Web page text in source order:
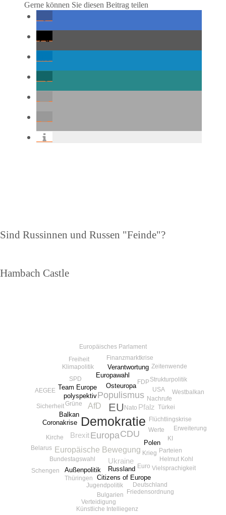
Gerne können Sie diesen Beitrag teilen
Vorheriger
Sind Russinnen und Russen "Feinde"?
Nächster
Hambach Castle
Demokratie
EU
EuropaCDU
Populismus
AfD
Europäische Bewegung
Ukraine
Brexit
Pfalz
Osteuropa
polyspektiv
Europawahl
Team Europe
Russland
Balkan
Coronakrise
Außenpolitik
Citizens of Europe
Polen
Verantwortung
FDP
Finanzmarktkrise
Flüchtlingskrise
Bundestagswahl
Werte
Euro
Krieg Parteien
USA
Klimapolitik
Nachrufe
SPD
Deutschland
Europäisches Parlament
Grüne
Helmut Kohl
Jugendpolitik
Kirche
Sicherheit
Strukturpolitik
Türkei
Vielsprachigkeit
AEGEE
Belarus
Bulgarien
Erweiterung
Freiheit
Friedensordnung
KI
Künstliche Intelliegenz
Nato
Schengen
Thüringen
Verteidigung
Westbalkan
Zeitenwende